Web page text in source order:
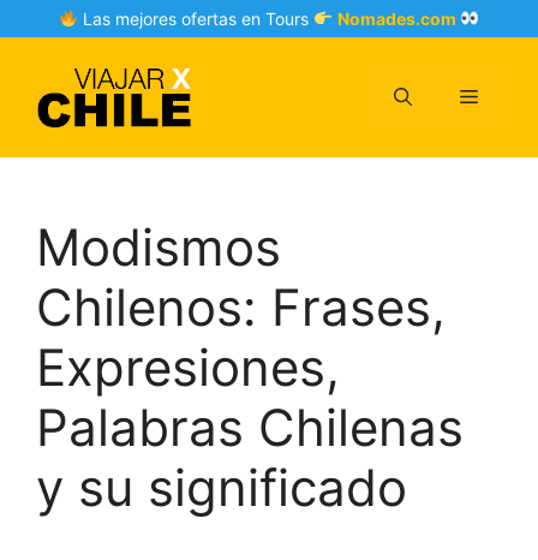
to
Las mejores ofertas en Tours Nomades.com
Menu
Modismos
Chilenos: Frases,
Expresiones,
Palabras Chilenas
y su significado